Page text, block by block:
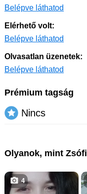
Belépve láthatod
Elérhető volt:
Belépve láthatod
Olvasatlan üzenetek:
Belépve láthatod
Prémium tagság
Nincs
Olyanok, mint Zsófi
4